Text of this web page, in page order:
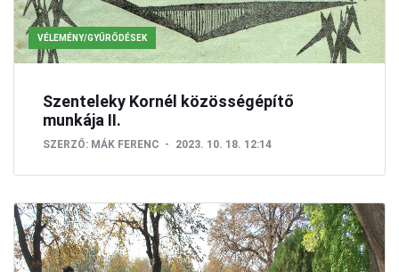
VÉLEMÉNY/GYŰRŐDÉSEK
Szenteleky Kornél közösségépítő
munkája II.
SZERZŐ: MÁK FERENC 2023. 10. 18. 12:14